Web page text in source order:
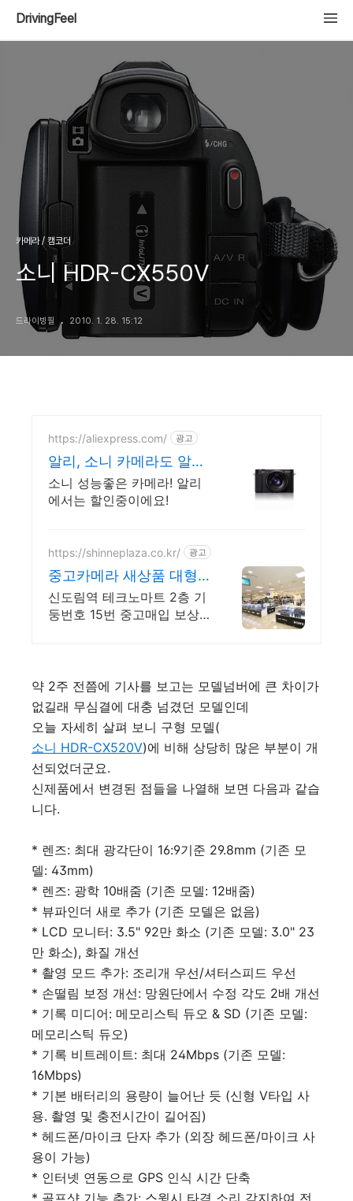
DrivingFeel
카메라 / 캠코더
소니 HDR-CX550V
드라이빙필 2010. 1. 28. 15:12
https://aliexpress.com/ 광고
알리, 소니 카메라도 알리
익스프레스
소니 성능좋은 카메라! 알리
에서는 할인중이에요!
https://shinneplaza.co.kr/ 광고
중고카메라 새상품 대형
매장 중고매입,보상판매
대형매장
신도림역 테크노마트 2층 기
둥번호 15번 중고매입 보상
약 2주 전쯤에 기사를 보고는 모델넘버에 큰 차이가
없길래 무심결에 대충 넘겼던 모델인데
오늘 자세히 살펴 보니 구형 모델(
소니 HDR-CX520V)에 비해 상당히 많은 부분이 개
선되었더군요.
신제품에서 변경된 점들을 나열해 보면 다음과 같습
니다.
* 렌즈: 최대 광각단이 16:9기준 29.8mm (기존 모
델: 43mm)
* 렌즈: 광학 10배줌 (기존 모델: 12배줌)
* 뷰파인더 새로 추가 (기존 모델은 없음)
* LCD 모니터: 3.5" 92만 화소 (기존 모델: 3.0" 23
만 화소), 화질 개선
* 촬영 모드 추가: 조리개 우선/셔터스피드 우선
* 손떨림 보정 개선: 망원단에서 수정 각도 2배 개선
* 기록 미디어: 메모리스틱 듀오 & SD (기존 모델:
메모리스틱 듀오)
* 기록 비트레이트: 최대 24Mbps (기존 모델:
16Mbps)
* 기본 배터리의 용량이 늘어난 듯 (신형 V타입 사
용. 촬영 및 충전시간이 길어짐)
* 헤드폰/마이크 단자 추가 (외장 헤드폰/마이크 사
용이 가능)
* 인터넷 연동으로 GPS 인식 시간 단축
* 골프샷 기능 추가: 스윙시 타격 소리 감지하여 전